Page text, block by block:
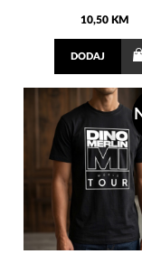
10,50 KM
DODAJ